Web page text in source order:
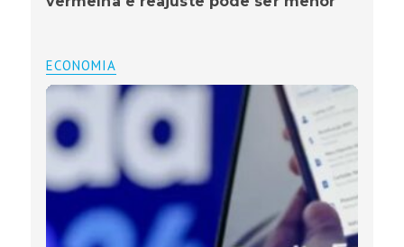
ECONOMIA